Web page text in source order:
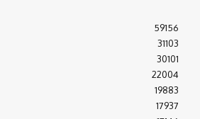
59156
31103
30101
22004
19883
17937